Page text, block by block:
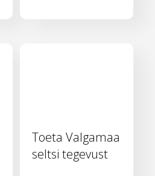
Toeta Valgamaa
seltsi tegevust